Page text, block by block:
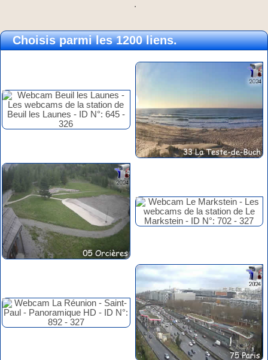
.
Choisis parmi les 1200 liens.